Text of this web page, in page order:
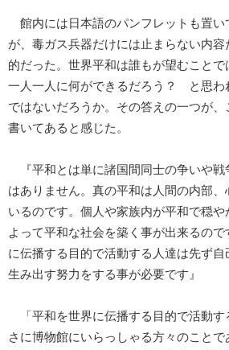
館内には日本語のパンフレットも置い
が、毒ガス兵器だけには止まらない内
的だった。世界平和は誰もが望むことで
一人一人に何ができるだろう？ と思わ
ではないだろうか。その答えの一つが
書いてあると感じた。
『平和とは単に諸国間同士の争いや戦
はありません。真の平和は人間の内部、
いるのです。個人や家族内が平和で穏
よって平和な社会を築く事が出来るの
に伝播する目的で活動する人達は先ず
生み出す努力をする事が必要です』
「平和を世界に伝播する目的で活動す
さに博物館にいらっしゃる方々のこと